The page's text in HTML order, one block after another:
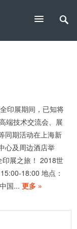
印展期间，已知将
端技术交流会、展
同期活动在上海新
心及周边酒店举
展之旅！ 2018世
18:00 地点：
国...更多 »